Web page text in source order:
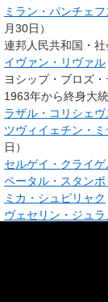
ミラン・パンチェフ
月30日）
連邦人民共和国・
イヴァン・リヴァル
ヨシップ・ブロズ
1963年から終身大
ラザル・コリシェヴ
ツヴィイェチン・
日）
セルゲイ・クライゲ
ペータル・スタンボ
ミカ・シュピリャク
ヴェセリン・ジュ